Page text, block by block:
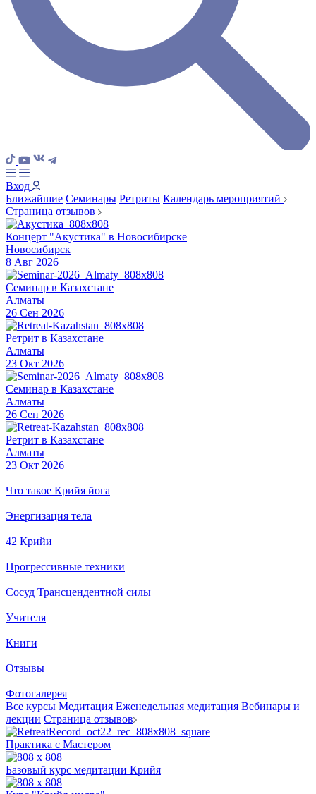
Вход
Ближайшие Семинары Ретриты Календарь мероприятий
Страница отзывов
Концерт "Акустика" в Новосибирске
Новосибирск
8 Авг 2026
Семинар в Казахстане
Алматы
26 Сен 2026
Ретрит в Казахстане
Алматы
23 Окт 2026
Семинар в Казахстане
Алматы
26 Сен 2026
Ретрит в Казахстане
Алматы
23 Окт 2026
Что такое Крийя йога
Энергизация тела
42 Крийи
Прогрессивные техники
Сосуд Трансцендентной силы
Учителя
Книги
Отзывы
Фотогалерея
Все курсы Медитация Еженедельная медитация Вебинары и
лекции Страница отзывов
Практика с Мастером
Базовый курс медитации Крийя